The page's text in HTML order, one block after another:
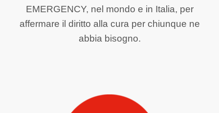
EMERGENCY, nel mondo e in Italia, per
affermare il diritto alla cura per chiunque ne
abbia bisogno.